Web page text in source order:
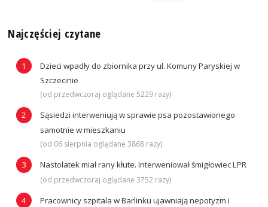
Najczęściej czytane
Dzieci wpadły do zbiornika przy ul. Komuny Paryskiej w
Szczecinie
(od przedwczoraj oglądane 5229 razy)
Sąsiedzi interweniują w sprawie psa pozostawionego
samotnie w mieszkaniu
(od 06 sierpnia oglądane 3868 razy)
Nastolatek miał rany kłute. Interweniował śmigłowiec LPR
(od przedwczoraj oglądane 3752 razy)
Pracownicy szpitala w Barlinku ujawniają nepotyzm i